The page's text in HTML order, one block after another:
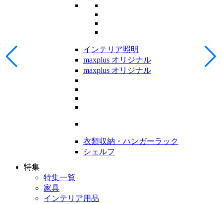
インテリア照明
maxplus オリジナル
maxplus オリジナル
衣類収納・ハンガーラック
シェルフ
特集
特集一覧
家具
インテリア用品